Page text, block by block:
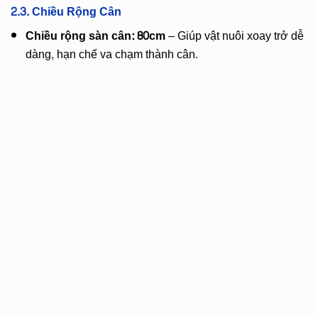
2.3. Chiều Rộng Cân
Chiều rộng sàn cân: 80cm– Giúp vật nuôi xoay trở dễ
dàng, hạn chế va chạm thành cân.